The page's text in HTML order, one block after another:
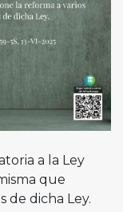
a la Ley
que
de dicha Ley.